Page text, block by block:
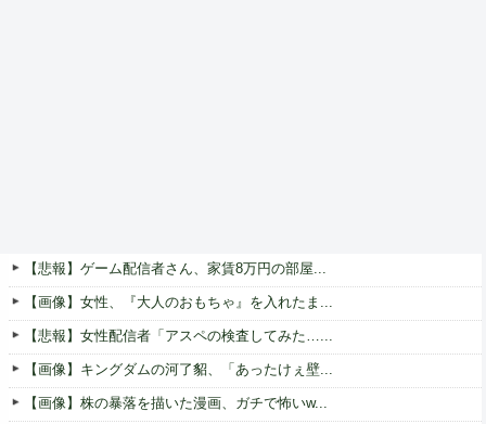
【悲報】ゲーム配信者さん、家賃8万円の部屋...
【画像】女性、『大人のおもちゃ』を入れたま...
【悲報】女性配信者「アスペの検査してみた…...
【画像】キングダムの河了貂、「あったけぇ壁...
【画像】株の暴落を描いた漫画、ガチで怖いw...